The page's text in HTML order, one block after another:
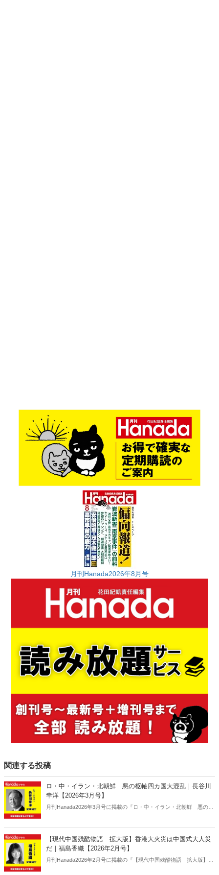
月刊Hanada2026年8月号
関連する投稿
ロ・中・イラン・北朝鮮 悪の枢軸四カ国大混乱｜長谷川
幸洋【2026年3月号】
月刊Hanada2026年3月号に掲載の『ロ・中・イラン・北朝鮮 悪の枢
【現代中国残酷物語 拡大版】香港大火災は中国式大人災
だ｜福島香織【2026年2月号】
月刊Hanada2026年2月号に掲載の『【現代中国残酷物語 拡大版】香